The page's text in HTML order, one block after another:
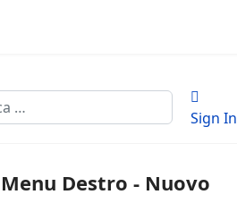
Sign In
Menu Destro - Nuovo